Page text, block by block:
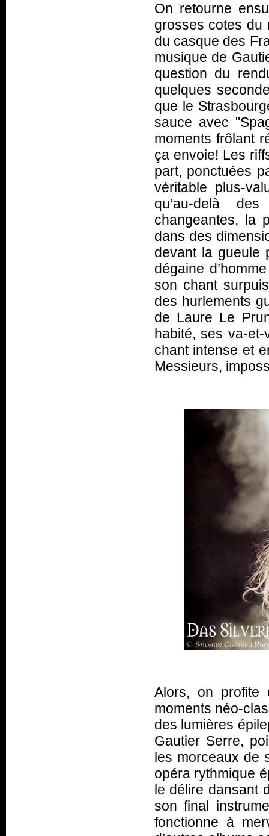
On retourne
grosses cotes du
du casque des
musique de
question du
quelques
que le
sauce avec
moments frôlant
ça envoie! Les
part, ponctuées
véritable plus-
qu’au-delà
changeantes, la
dans des
devant la gueule
dégaine
son chant
des hurlements
de Laure Le
habité, ses va-
chant intense et
Messieurs,
Alors, on profite
moments néo-
des lumières
Gautier Serre,
les morceaux de
opéra rythmique
le délire dansant
son final
fonctionne à